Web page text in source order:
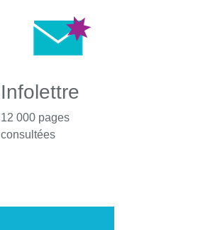
Infolettre
12 000 pages
consultées